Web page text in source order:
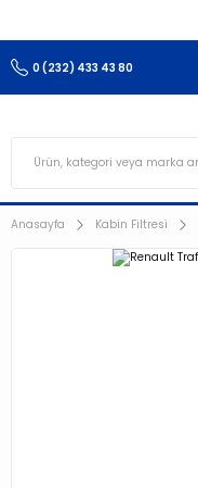
0 (232) 433 43 80
Anasayfa Kabin Filtresi